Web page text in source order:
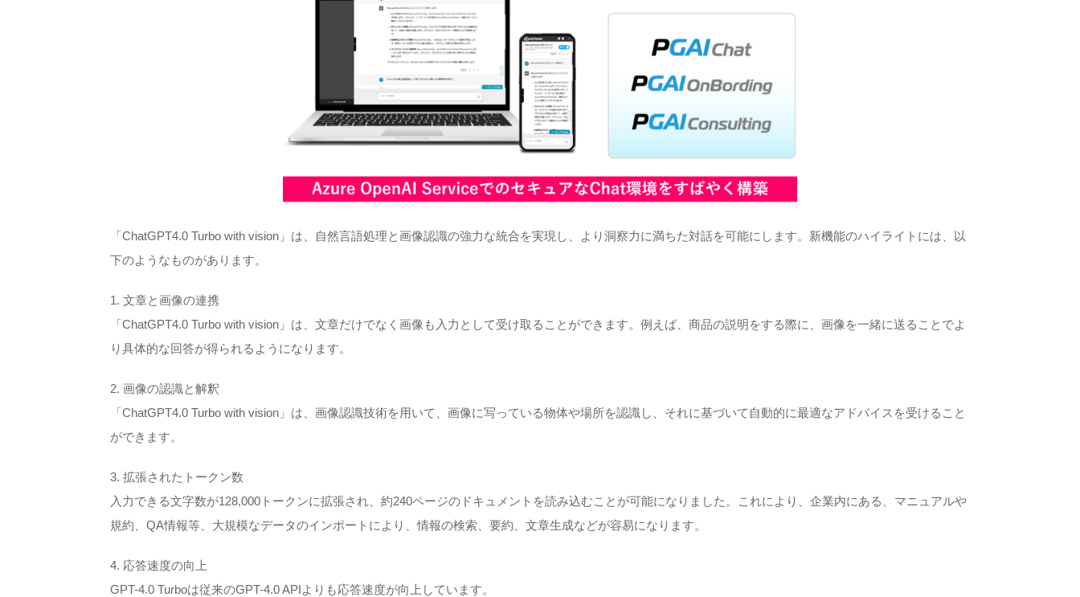
「ChatGPT4.0 Turbo with vision」は、自然言語処理と画像認識の強力な統合を実現し、より洞察力に満ちた対話を可能にします。新機能のハイライトには、以
下のようなものがあります。
1. 文章と画像の連携
「ChatGPT4.0 Turbo with vision」は、文章だけでなく画像も入力として受け取ることができます。例えば、商品の説明をする際に、画像を一緒に送ることでよ
り具体的な回答が得られるようになります。
2. 画像の認識と解釈
「ChatGPT4.0 Turbo with vision」は、画像認識技術を用いて、画像に写っている物体や場所を認識し、それに基づいて自動的に最適なアドバイスを受けること
ができます。
3. 拡張されたトークン数
入力できる文字数が128,000トークンに拡張され、約240ページのドキュメントを読み込むことが可能になりました。これにより、企業内にある、マニュアルや
規約、QA情報等、大規模なデータのインポートにより、情報の検索、要約、文章生成などが容易になります。
4. 応答速度の向上
GPT-4.0 Turboは従来のGPT-4.0 APIよりも応答速度が向上しています。